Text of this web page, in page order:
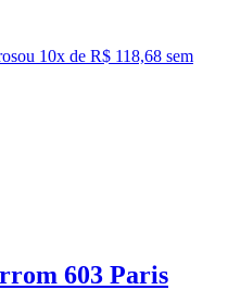
ou 10x de R$ 118,68 sem
603 Paris